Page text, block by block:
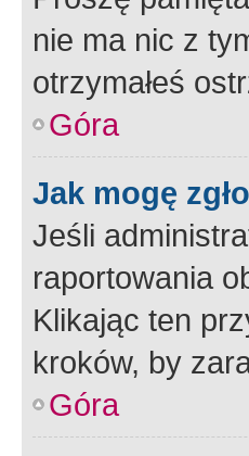
nie ma nic z
otrzymałeś
Góra
Jak mogę
Jeśli
raportowania
Klikając ten
kroków, by
Góra